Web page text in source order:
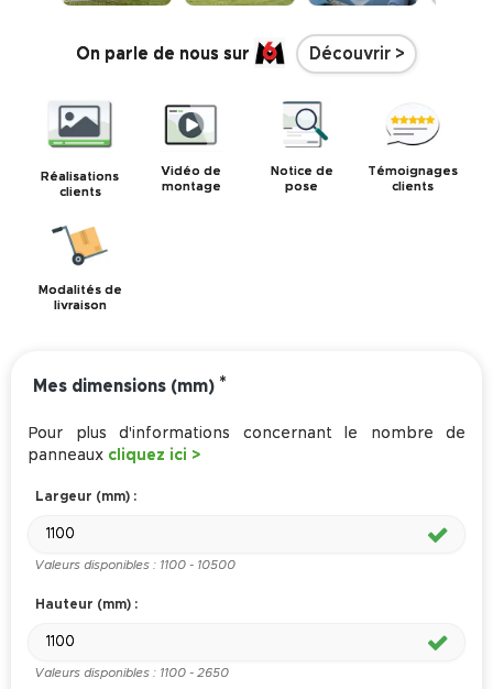
On parle de nous sur Découvrir >
Réalisations
clients
Vidéo de
montage
Notice de
pose
Témoignages
clients
Modalités de
livraison
Mes dimensions (mm) *
Pour plus d'informations concernant le nombre de
panneaux cliquez ici >
Largeur (mm) :
Valeurs disponibles : 1100 - 10500
Hauteur (mm) :
Valeurs disponibles : 1100 - 2650